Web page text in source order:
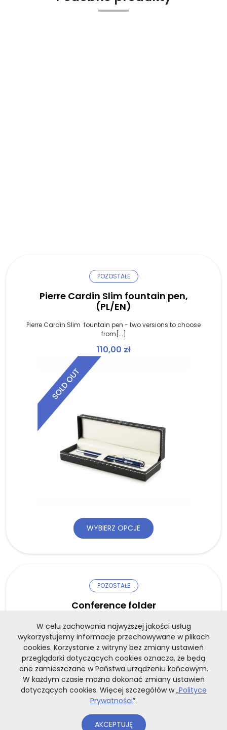
POZOSTAŁE
Pierre Cardin Slim fountain pen,
(PL/EN)
Pierre Cardin Slim fountain pen - two versions to choose
from[...]
110,00 zł
WYBIERZ OPCJE
POZOSTAŁE
Conference folder
Folded A4 conference folder. Colourful photos of historical
bu[...]
2,70zł
W celu zachowania najwyższej jakości usług
wykorzystujemy informacje przechowywane w plikach
cookies. Korzystanie z witryny bez zmiany ustawień
przeglądarki dotyczących cookies oznacza, że będą
one zamieszczane w Państwa urządzeniu końcowym.
W każdym czasie można dokonać zmiany ustawień
dotyczących cookies. Więcej szczegółów w „Polityce
Prywatności”.
AKCEPTUJĘ